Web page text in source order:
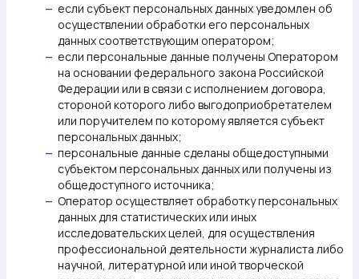
— если субъект персональных данных уведомлен об
осуществлении обработки его персональных
данных соответствующим оператором;
— если персональные данные получены Оператором
на основании федерального закона Российской
Федерации или в связи с исполнением договора,
стороной которого либо выгодоприобретателем
или поручителем по которому является субъект
персональных данных;
— персональные данные сделаны общедоступными
субъектом персональных данных или получены из
общедоступного источника;
— Оператор осуществляет обработку персональных
данных для статистических или иных
исследовательских целей, для осуществления
профессиональной деятельности журналиста либо
научной, литературной или иной творческой